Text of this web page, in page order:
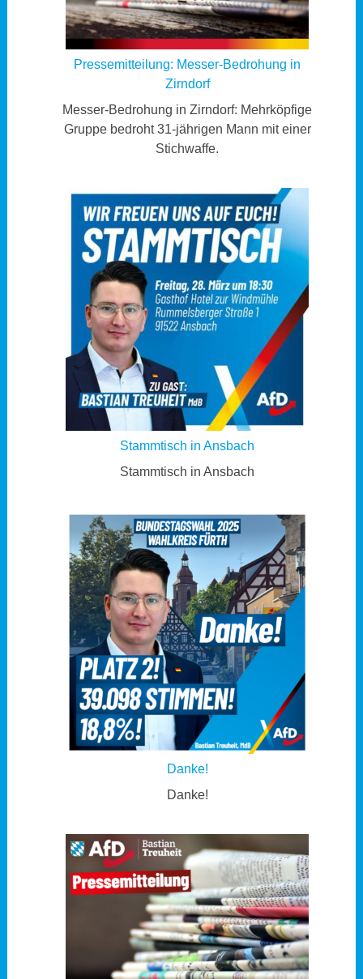
Pressemitteilung: Messer-Bedrohung in
Zirndorf
Messer-Bedrohung in Zirndorf: Mehrköpfige
Gruppe bedroht 31-jährigen Mann mit einer
Stichwaffe.
Stammtisch in Ansbach
Stammtisch in Ansbach
Danke!
Danke!